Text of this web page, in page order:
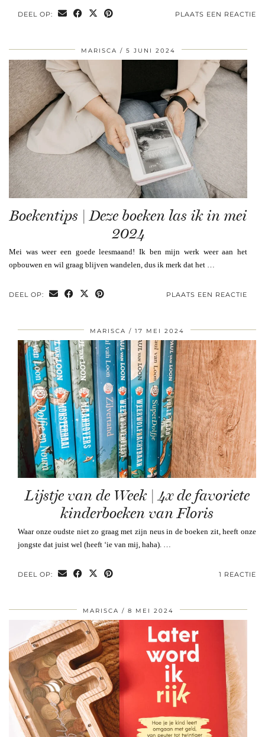
DEEL OP: PLAATS EEN REACTIE
MARISCA 5 JUNI 2024
Boekentips | Deze boeken las ik in mei
2024
Mei was weer een goede leesmaand! Ik ben mijn werk weer aan het
opbouwen en wil graag blijven wandelen, dus ik merk dat het …
DEEL OP: PLAATS EEN REACTIE
MARISCA 17 MEI 2024
Lijstje van de Week | 4x de favoriete
kinderboeken van Floris
Waar onze oudste niet zo graag met zijn neus in de boeken zit, heeft onze
jongste dat juist wel (heeft ‘ie van mij, haha). …
DEEL OP: 1 REACTIE
MARISCA 8 MEI 2024